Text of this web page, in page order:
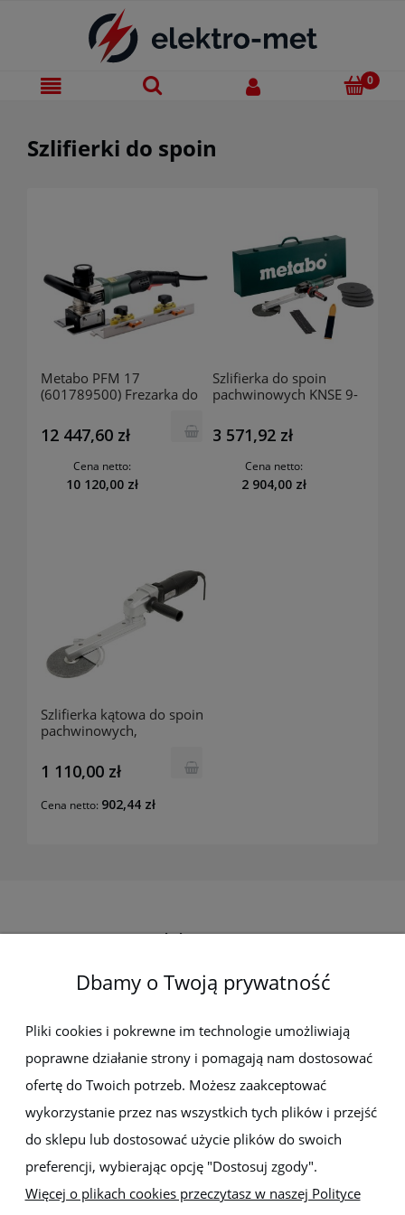
Szlifierki do spoin
Metabo PFM 17
(601789500) Frezarka do
12 447,60 zł
Cena netto:
10 120,00 zł
Szlifierka do spoin
pachwinowych KNSE 9-
METABO
3 571,92 zł
Cena netto:
2 904,00 zł
Szlifierka kątowa do spoin
pachwinowych,
BERNARDO nr kat: 05-
1326
1 110,00 zł
Cena netto: 902,44 zł
Elektro-met
Pomoc
Dostawa i płatności
Moje konto
Gwarancja i zwroty
O firmie
Dbamy o Twoją prywatność
Pliki cookies i pokrewne im technologie umożliwiają
poprawne działanie strony i pomagają nam dostosować
ofertę do Twoich potrzeb. Możesz zaakceptować
wykorzystanie przez nas wszystkich tych plików i przejść
do sklepu lub dostosować użycie plików do swoich
preferencji, wybierając opcję "Dostosuj zgody".
Więcej o plikach cookies przeczytasz w naszej Polityce